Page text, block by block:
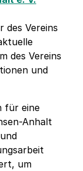
des Vereins
des Vereins
und
für eine
Anhalt
um